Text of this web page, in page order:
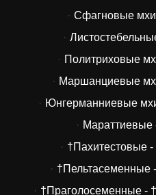
Сфагновые
Политриховые
Маршанциевые
Юнгерманниевые
Мараттиевые
†Пахитестовые
†Пельтасеменные
†Праголосеменные -